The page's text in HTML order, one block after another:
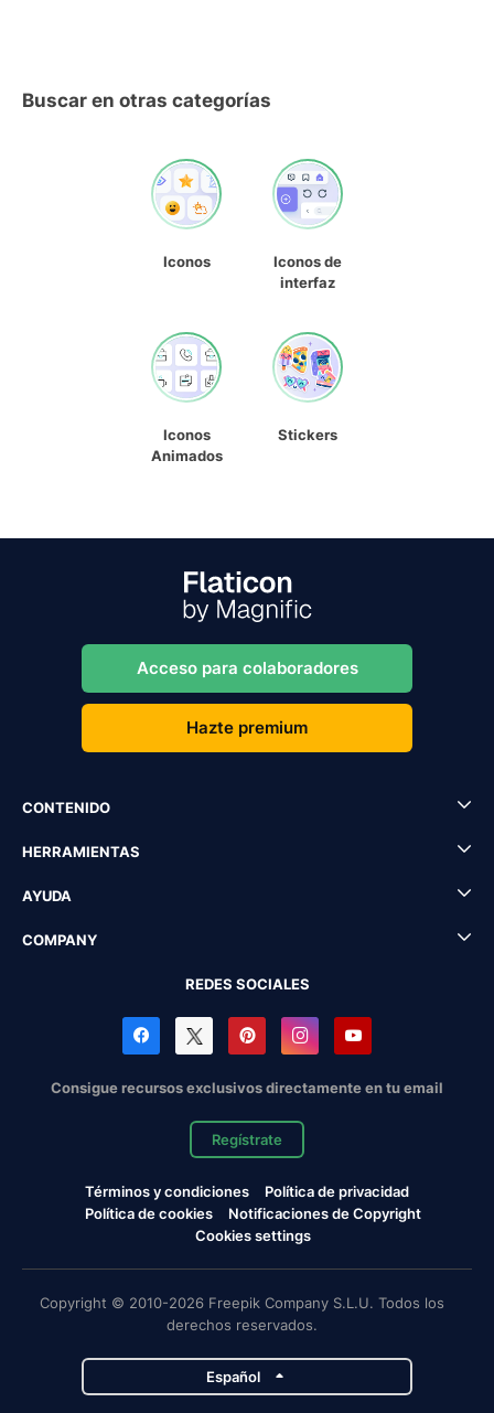
Buscar en otras categorías
Iconos
Iconos de
interfaz
Iconos
Animados
Stickers
Acceso para colaboradores
Hazte premium
CONTENIDO
HERRAMIENTAS
AYUDA
COMPANY
REDES SOCIALES
Consigue recursos exclusivos directamente en tu email
Regístrate
Términos y condiciones
Política de privacidad
Política de cookies
Notificaciones de Copyright
Cookies settings
Copyright © 2010-2026 Freepik Company S.L.U. Todos los
derechos reservados.
Español